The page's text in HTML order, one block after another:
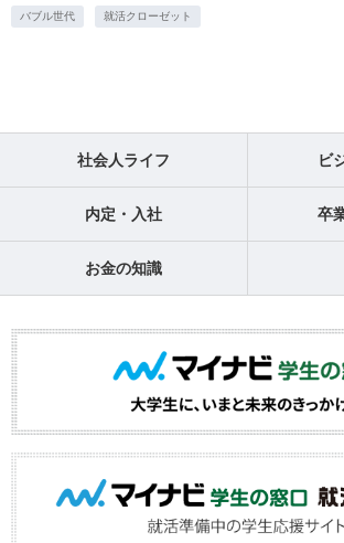
バブル世代 就活クローゼット
社会人ライフ ビ
内定・入社 卒
お金の知識